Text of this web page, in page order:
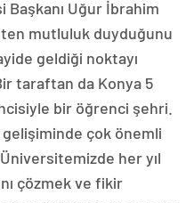
Uğur İbrahim
mutluluk duyduğunu
geldiği noktayı
taraftan da Konya 5
bir öğrenci şehri.
çok önemli
her yıl
çözmek ve fikir